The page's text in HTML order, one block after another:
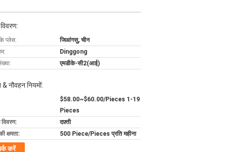
के प्लेस:
जिआंगसु, चीन
Dinggong
एमडीके-सी2(आई)
नौवहन नियमों:
$58.00~$60.00/Pieces 1-19
Pieces
दफ़्ती
क्षमता:
500 Piece/Pieces प्रति महीना
करें